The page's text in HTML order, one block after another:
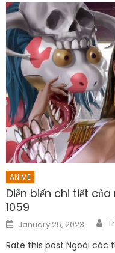
ANIME
Diễn biến chi tiết
1059
Posted
on
January 25, 2023
Rate this post Ngoài các